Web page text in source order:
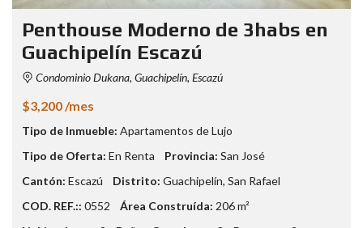
Penthouse Moderno de 3habs en
Guachipelín Escazú
Condominio Dukana, Guachipelín, Escazú
$3,200 /mes
Tipo de Inmueble: Apartamentos de Lujo
Tipo de Oferta: En Renta Provincia: San José
Cantón: Escazú Distrito: Guachipelín, San Rafael
COD. REF.:: 0552 Área Construída: 206 m²